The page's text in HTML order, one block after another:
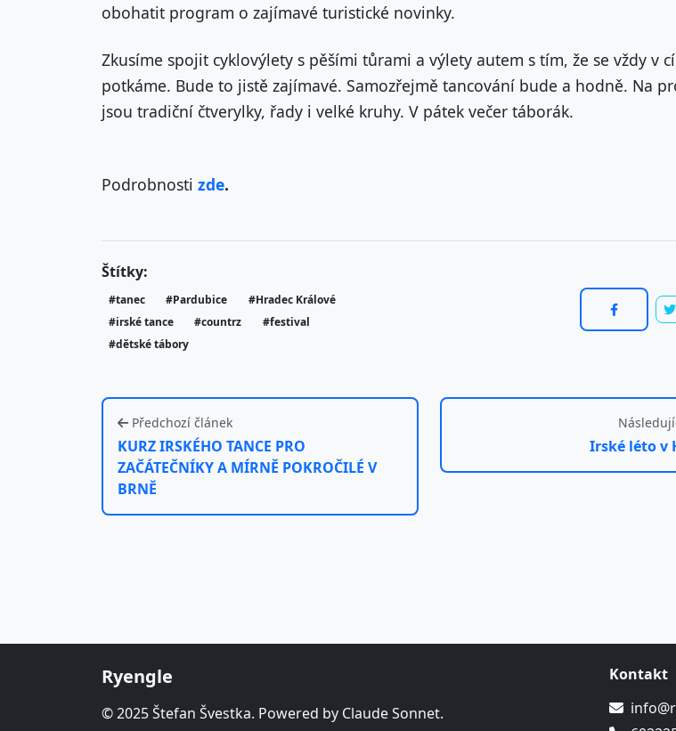
obohatit program o zajímavé turistické novinky.
Zkusíme spojit cyklovýlety s pěšími tůrami a výlety autem s tím, že se vždy v
potkáme. Bude to jistě zajímavé. Samozřejmě tancování bude a hodně. Na
jsou tradiční čtverylky, řady i velké kruhy. V pátek večer táborák.
Podrobnosti zde.
Štítky:
#tanec #Pardubice
#Hradec Králové
#irské tance
#countrz
#festival
#dětské tábory
Předchozí článek
KURZ IRSKÉHO TANCE PRO
ZAČÁTEČNÍKY A MÍRNĚ POKROČILÉ V
BRNĚ
Irské léto v
Ryengle
© 2025 Štefan Švestka. Powered by Claude Sonnet.
Kontakt